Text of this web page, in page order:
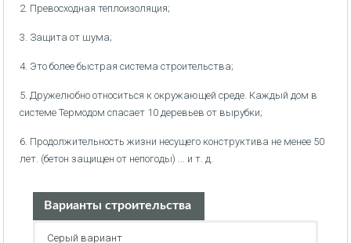
2. Превосходная теплоизоляция;
3. Защита от шума;
4. Это более быстрая система строительства;
5. Дружелюбно относиться к окружающей среде. Каждый дом в
системе Термодом спасает 10 деревьев от вырубки;
6. Продолжительность жизни несущего конструктива не менее 50
лет. (бетон защищен от непогоды) ... и т. д.
Варианты строительства
Серый вариант